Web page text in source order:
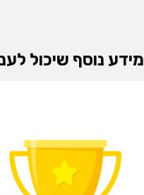
מידע נוסף שיכול